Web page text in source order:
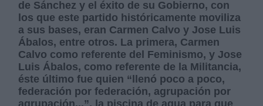
de Sánchez y el éxito de su Gobierno, con
los que este partido históricamente moviliza
a sus bases, eran Carmen Calvo y Jose Luis
Ábalos, entre otros. La primera, Carmen
Calvo como referente del Feminismo, y Jose
Luis Ábalos, como referente de la Militancia,
éste último fue quien “llenó poco a poco,
federación por federación, agrupación por